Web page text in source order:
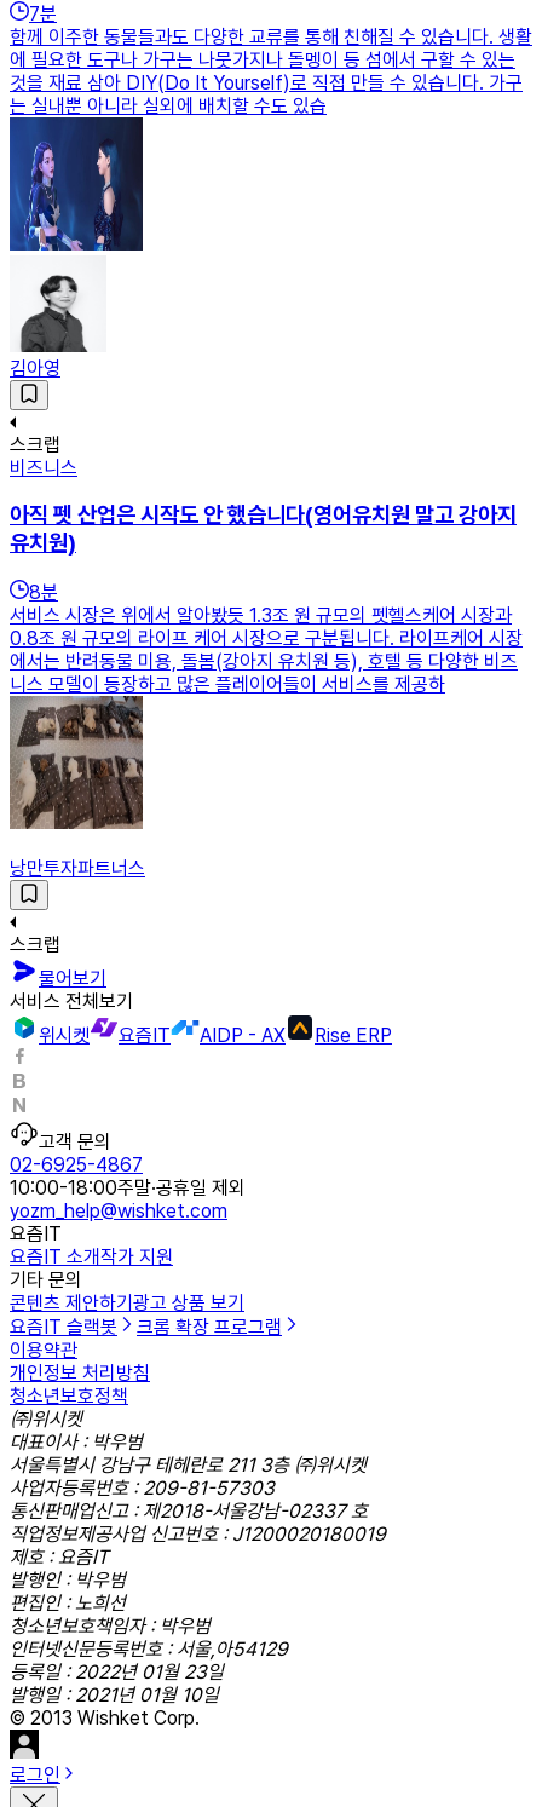
7분
함께 이주한 동물들과도 다양한 교류를 통해 친해질 수 있습니다. 생활
에 필요한 도구나 가구는 나뭇가지나 돌멩이 등 섬에서 구할 수 있는
것을 재료 삼아 DIY(Do It Yourself)로 직접 만들 수 있습니다. 가구
는 실내뿐 아니라 실외에 배치할 수도 있습
김아영
스크랩
비즈니스
아직 펫 산업은 시작도 안 했습니다(영어유치원 말고 강아지
유치원)
8분
서비스 시장은 위에서 알아봤듯 1.3조 원 규모의 펫헬스케어 시장과
0.8조 원 규모의 라이프 케어 시장으로 구분됩니다. 라이프케어 시장
에서는 반려동물 미용, 돌봄(강아지 유치원 등), 호텔 등 다양한 비즈
니스 모델이 등장하고 많은 플레이어들이 서비스를 제공하
낭만투자파트너스
스크랩
물어보기
서비스 전체보기
위시켓
요즘IT AIDP - AX Rise ERP
고객 문의
02-6925-4867
10:00-18:00주말·공휴일 제외
yozm_help@wishket.com
요즘IT
요즘IT 소개작가 지원
기타 문의
콘텐츠 제안하기 광고 상품 보기
요즘IT 슬랙봇
크롬 확장 프로그램
이용약관
개인정보 처리방침
청소년보호정책
㈜위시켓
대표이사 : 박우범
서울특별시 강남구 테헤란로 211 3층 ㈜위시켓
사업자등록번호 : 209-81-57303
통신판매업신고 : 제2018-서울강남-02337 호
직업정보제공사업 신고번호 : J1200020180019
제호 : 요즘IT
발행인 : 박우범
편집인 : 노희선
청소년보호책임자 : 박우범
인터넷신문등록번호 : 서울,아54129
등록일 : 2022년 01월 23일
발행일 : 2021년 01월 10일
© 2013 Wishket Corp.
로그인